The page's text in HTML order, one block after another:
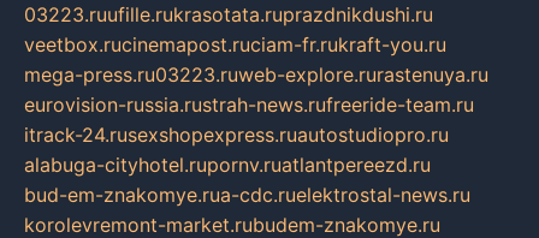
03223.ruufille.rukrasotata.ruprazdnikdushi.ru
veetbox.rucinemapost.ruciam-fr.rukraft-you.ru
mega-press.ru03223.ruweb-explore.rurastenuya.ru
eurovision-russia.rustrah-news.rufreeride-team.ru
itrack-24.rusexshopexpress.ruautostudiopro.ru
alabuga-cityhotel.rupornv.ruatlantpereezd.ru
bud-em-znakomye.rua-cdc.ruelektrostal-news.ru
korolevremont-market.rubudem-znakomye.ru